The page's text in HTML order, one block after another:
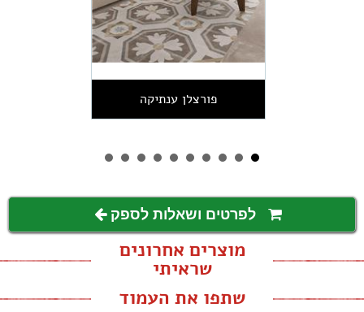
פורצלן ענתיקה
לפרטים ושאלות לספק
מוצרים אחרונים
שראיתי
שתפו את העמוד